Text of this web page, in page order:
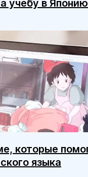
учебу в Японию
которые
языка